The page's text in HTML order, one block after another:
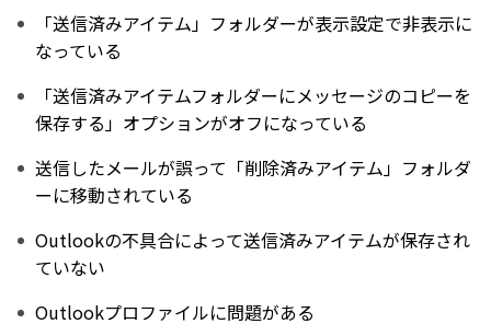
「送信済みアイテム」フォルダーが表示設定で非表示に
なっている
「送信済みアイテムフォルダーにメッセージのコピーを
保存する」オプションがオフになっている
送信したメールが誤って「削除済みアイテム」フォルダ
ーに移動されている
Outlookの不具合によって送信済みアイテムが保存され
ていない
Outlookプロファイルに問題がある